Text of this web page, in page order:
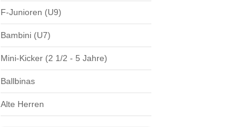
F-Junioren (U9)
Bambini (U7)
Mini-Kicker (2 1/2 - 5 Jahre)
Ballbinas
Alte Herren